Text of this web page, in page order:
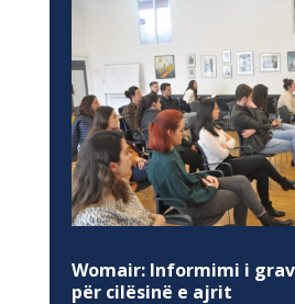
Womair: Informimi i
për cilësinë e ajrit